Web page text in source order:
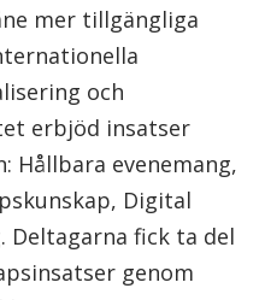
mer tillgängliga
och
erbjöd insatser
Hållbara evenemang,
Digital
Deltagarna fick ta del
genom